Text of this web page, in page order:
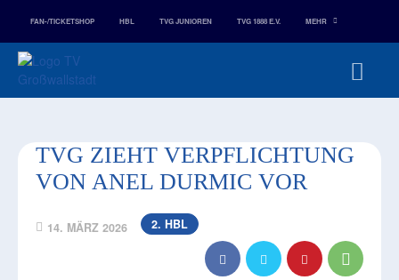
FAN-/TICKETSHOP HBL TVG JUNIOREN TVG 1888 E.V. MEHR
TVG ZIEHT VERPFLICHTUNG
VON ANEL DURMIC VOR
14. MÄRZ 2026 2. HBL